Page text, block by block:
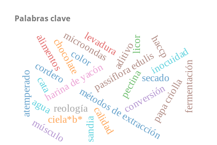
Palabras clave
passiflora edulis
métodos de extracción
pectina
aditivo
harina de yacón
reología
chocolate
calidad
ciela*b*
conversión
cordero
músculo
color
microondas
papa criolla
secado
alimentos inocuidad
fermentación
levadura licor
sandia
agua
haccp
cata
atemperado